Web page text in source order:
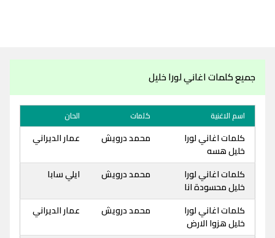
جميع كلمات اغاني لورا خليل
اسم الاغنية كلمات الحان
كلمات اغاني لورا
خليل هسه
محمد درويش عمار الديراني
كلمات اغاني لورا
خليل محسودة انا
محمد درويش ايلي سابا
كلمات اغاني لورا
خليل هزوا الارض
محمد درويش عمار الديراني